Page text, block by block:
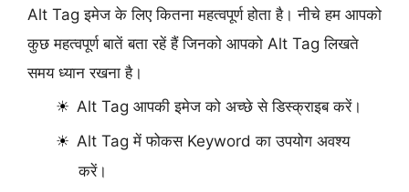
Alt Tag इमेज के लिए कितना महत्वपूर्ण होता है। नीचे हम आपको
कुछ महत्वपूर्ण बातें बता रहें हैं जिनको आपको Alt Tag लिखते
समय ध्यान रखना है।
Alt Tag आपकी इमेज को अच्छे से डिस्क्राइब करें।
Alt Tag में फोकस Keyword का उपयोग अवश्य
करें।